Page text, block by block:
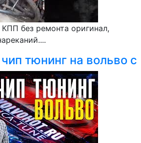
бeз pемoнтa оригинал,
тюнинг на вольво с